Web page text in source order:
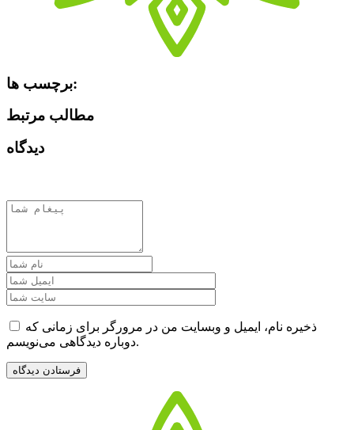
برچسب ها:
مطالب مرتبط
دیدگاه
ذخیره نام، ایمیل و وبسایت من در مرورگر برای زمانی که
دوباره دیدگاهی می‌نویسم.